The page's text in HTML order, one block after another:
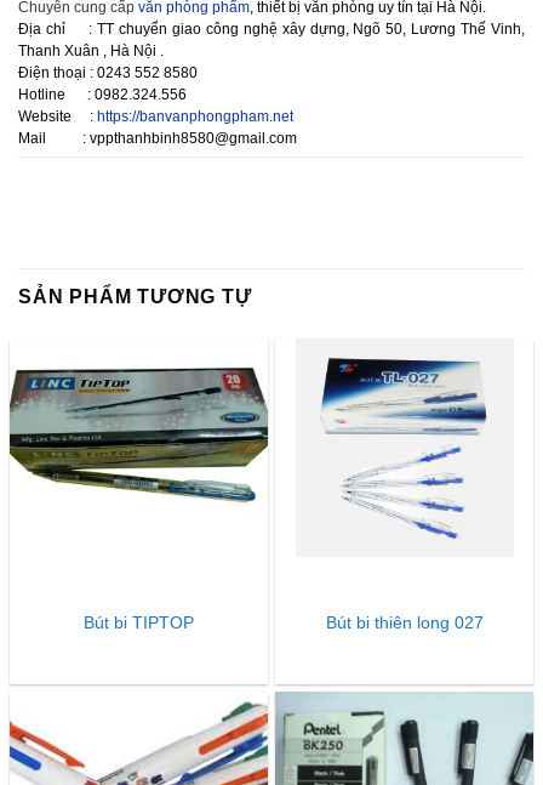
Chuyên cung cấp văn phòng phẩm , thiết bị văn phòng uy tín tại Hà Nội.
Địa chỉ : TT chuyển giao công nghệ xây dựng, Ngõ 50, Lương Thế Vinh,
Thanh Xuân , Hà Nội .
Điện thoại : 0243 552 8580
Hotline : 0982.324.556
Website : https://banvanphongpham.net
Mail : vppthanhbinh8580@gmail.com
SẢN PHẨM TƯƠNG TỰ
Bút bi TIPTOP Bút bi thiên long 027